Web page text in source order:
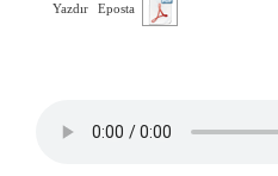
Yazdır Eposta